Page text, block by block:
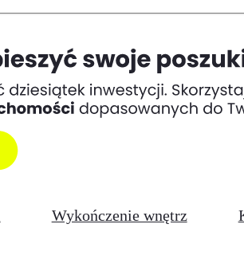
Wykończenie wnętrz